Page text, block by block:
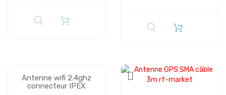
Antenne wifi 2.4ghz
connecteur IPEX